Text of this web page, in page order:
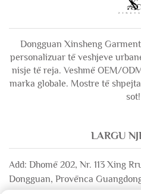
Dongguan Xinsheng
personalizuar të veshjeve
nisje të reja. Veshmë OEM/
marka globale. Mostre të
sot!
LARGU
Add: Dhomë 202, Nr. 113 Xing
Dongguan, Provënca